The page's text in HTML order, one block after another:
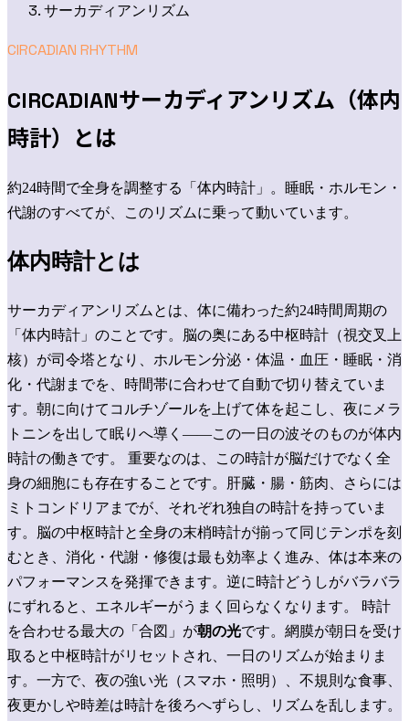
サーカディアンリズム
CIRCADIAN RHYTHM
CIRCADIANサーカディアンリズム（体内
時計）とは
約24時間で全身を調整する「体内時計」。睡眠・ホルモン・
代謝のすべてが、このリズムに乗って動いています。
体内時計とは
サーカディアンリズムとは、体に備わった約24時間周期の
「体内時計」のことです。脳の奥にある中枢時計（視交叉上
核）が司令塔となり、ホルモン分泌・体温・血圧・睡眠・消
化・代謝までを、時間帯に合わせて自動で切り替えていま
す。朝に向けてコルチゾールを上げて体を起こし、夜にメラ
トニンを出して眠りへ導く——この一日の波そのものが体内
時計の働きです。
重要なのは、この時計が脳だけでなく全
身の細胞にも存在することです。肝臓・腸・筋肉、さらには
ミトコンドリア までが、それぞれ独自の時計を持っていま
す。脳の中枢時計と全身の末梢時計が揃って同じテンポを刻
むとき、消化・代謝・修復は最も効率よく進み、体は本来の
パフォーマンスを発揮できます。逆に時計どうしがバラバラ
にずれると、エネルギーがうまく回らなくなります。
時計
を合わせる最大の「合図」が朝の光です。網膜が朝日を受け
取ると中枢時計がリセットされ、一日のリズムが始まりま
す。一方で、夜の強い光（スマホ・照明）、不規則な食事、
夜更かしや時差は時計を後ろへずらし、リズムを乱します。